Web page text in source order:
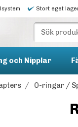
Stort eget
och Nipplar
/ O-ringar /